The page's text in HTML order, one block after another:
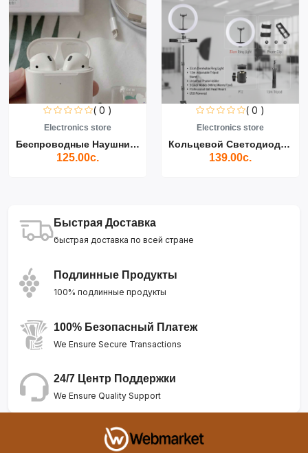
( 0 )
Electronics store
Беспроводные Наушники Air...
125.00с.
( 0 )
Electronics store
Кольцевой Светодиодный Св...
139.00с.
Быстрая Доставка
быстрая доставка по всей стране
Подлинные Продукты
100% подлинные продукты
100% Безопасный Платеж
We Ensure Secure Transactions
24/7 Центр Поддержки
We Ensure Quality Support